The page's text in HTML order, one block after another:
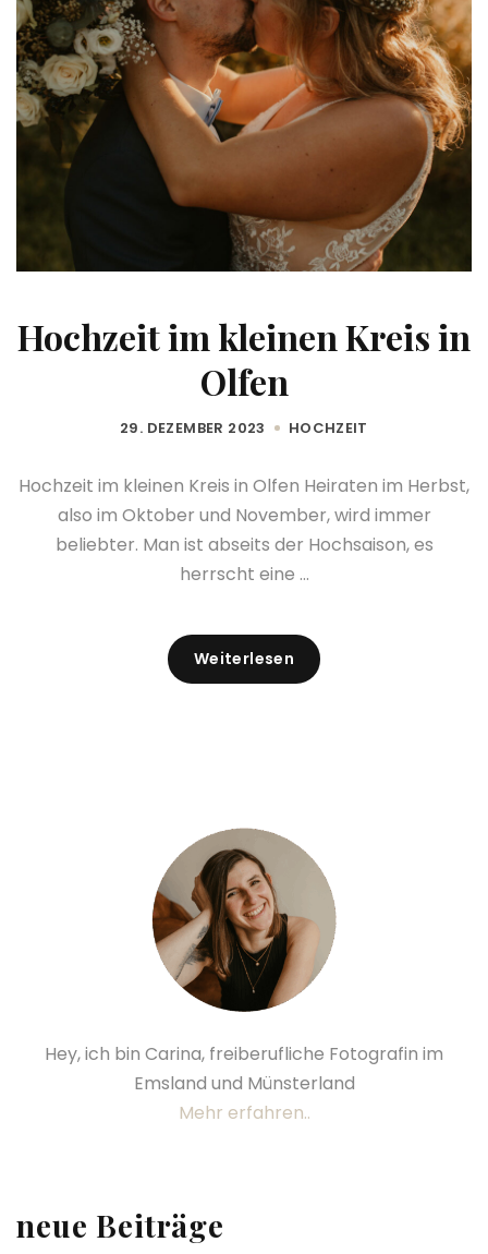
Hochzeit im kleinen Kreis in
Olfen
29. DEZEMBER 2023 HOCHZEIT
Hochzeit im kleinen Kreis in Olfen Heiraten im Herbst,
also im Oktober und November, wird immer
beliebter. Man ist abseits der Hochsaison, es
herrscht eine ...
Weiterlesen
Hey, ich bin Carina, freiberufliche Fotografin im
Emsland und Münsterland
Mehr erfahren..
neue Beiträge